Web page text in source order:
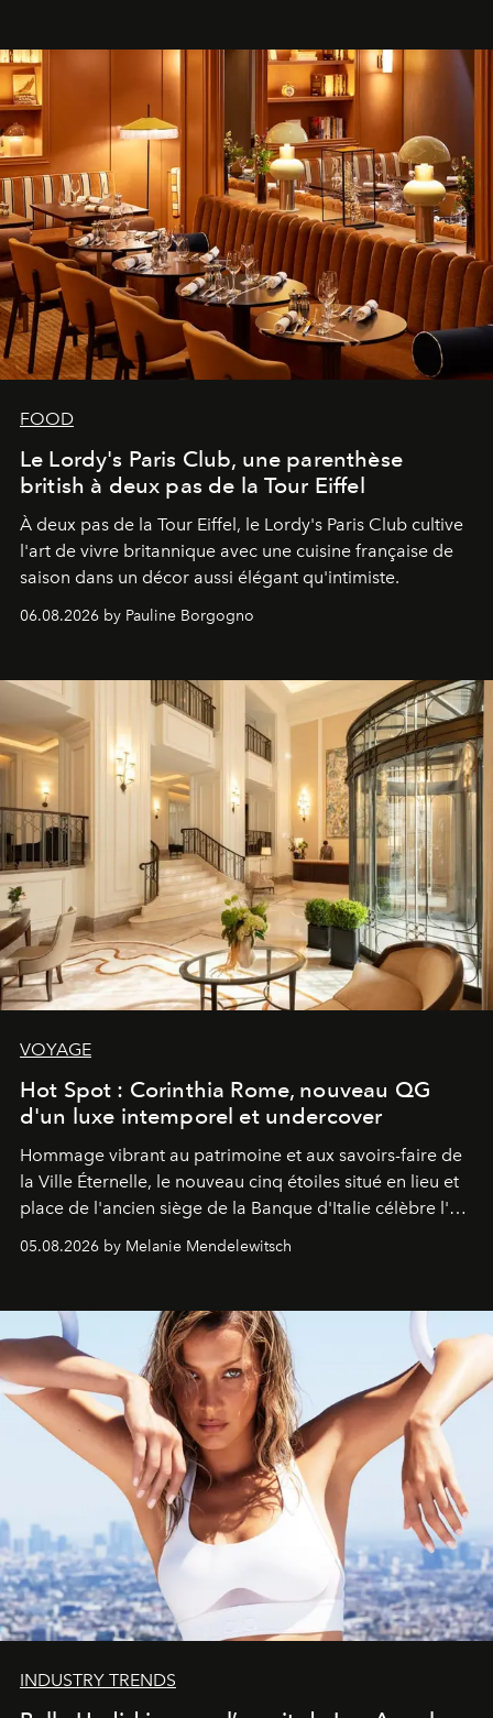
FOOD
Le Lordy's Paris Club, une parenthèse
british à deux pas de la Tour Eiffel
À deux pas de la Tour Eiffel, le Lordy's Paris Club cultive
l'art de vivre britannique avec une cuisine française de
saison dans un décor aussi élégant qu'intimiste.
06.08.2026 by Pauline Borgogno
VOYAGE
Hot Spot : Corinthia Rome, nouveau QG
d'un luxe intemporel et undercover
Hommage vibrant au patrimoine et aux savoirs-faire de
la Ville Éternelle, le nouveau cinq étoiles situé en lieu et
place de l'ancien siège de la Banque d'Italie célèbre l'art
05.08.2026 by Melanie Mendelewitsch
INDUSTRY TRENDS